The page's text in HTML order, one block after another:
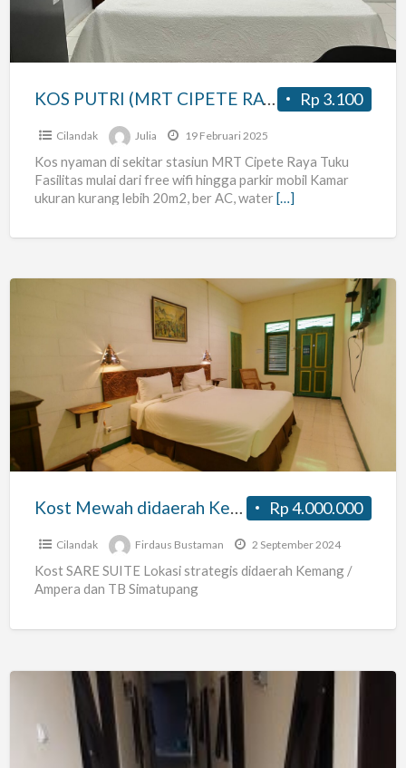
RAYA
Rp 3.100
KOS PUTRI (MRT CIPETE RAYA TUKU)
Cilandak Julia 19 Februari 2025
Kos nyaman di sekitar stasiun MRT Cipete Raya Tuku
Fasilitas mulai dari free wifi hingga parkir mobil Kamar
ukuran kurang lebih 20m2, ber AC, water[…]
Kemang
Ampera
/
Simatupang
Rp 4.000.000
Kost Mewah didaerah Kemang / Ampera / TB Simatupang
Cilandak Firdaus Bustaman 2 September 2024
Kost SARE SUITE Lokasi strategis didaerah Kemang /
Ampera dan TB Simatupang
INDEKOST
CILANDAK